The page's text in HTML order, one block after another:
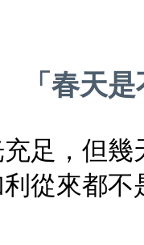
「春天
足，但
從來都